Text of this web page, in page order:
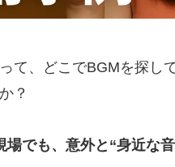
て、どこでBGMを探し
？
場でも、意外と“身近な